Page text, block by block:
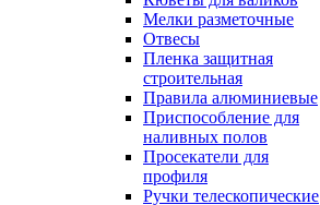
Мелки разметочные
Отвесы
Пленка защитная
строительная
Правила алюминиевые
Приспособление для
наливных полов
Просекатели для
профиля
Ручки телескопические